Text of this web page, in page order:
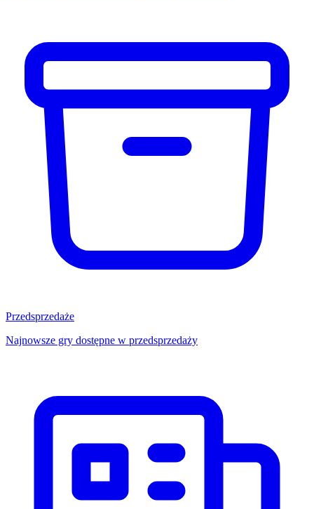
Przedsprzedaże
Najnowsze gry dostępne w przedsprzedaży